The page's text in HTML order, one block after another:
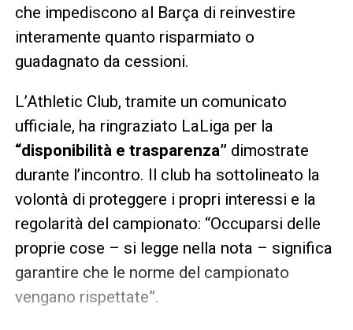
che impediscono al Barça di reinvestire
interamente quanto risparmiato o
guadagnato da cessioni.
L’Athletic Club, tramite un comunicato
ufficiale, ha ringraziato LaLiga per la
“disponibilità e trasparenza” dimostrate
durante l’incontro. Il club ha sottolineato la
volontà di proteggere i propri interessi e la
regolarità del campionato: “Occuparsi delle
proprie cose – si legge nella nota – significa
garantire che le norme del campionato
vengano rispettate”.